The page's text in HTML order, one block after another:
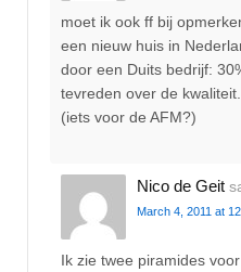
moet ik ook ff bij
een nieuw huis in
door een Duits bedrijf:
tevreden over de kwaliteit.
(iets voor de AFM?)
Nico de Geit
March 4, 2011 at
Ik zie twee piramides